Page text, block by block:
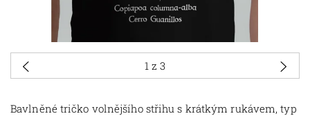
Bavlněné tričko volnějšího střihu s krátkým rukávem, typ
1z 3